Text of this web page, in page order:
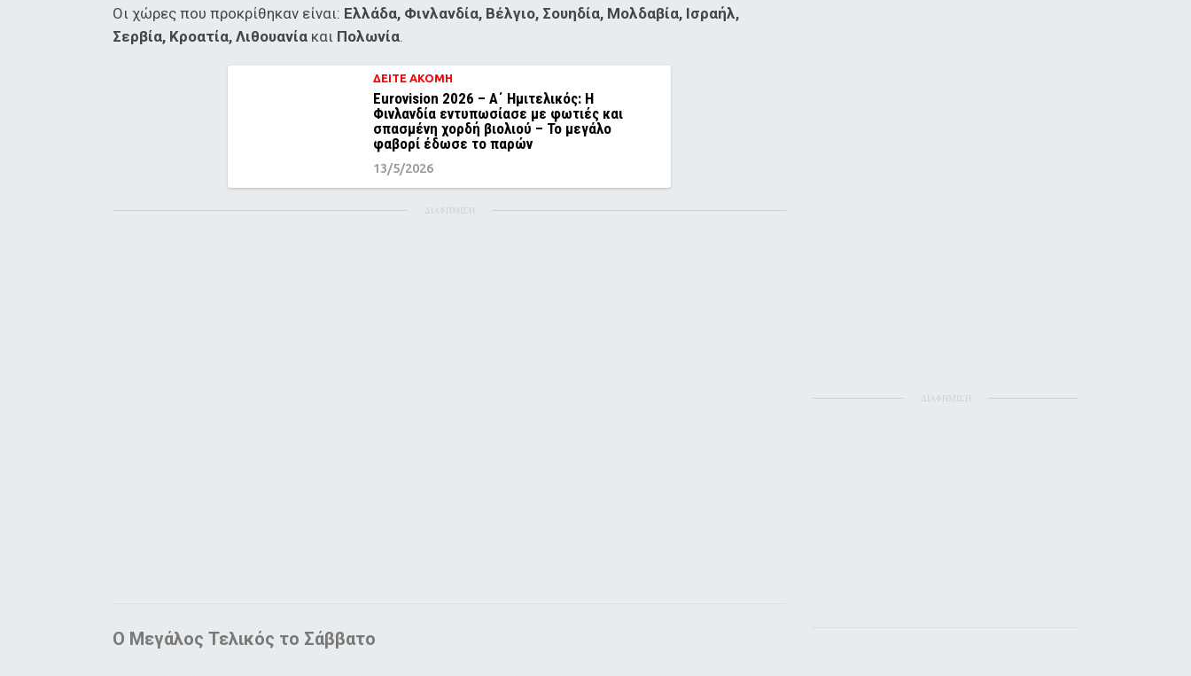
Οι χώρες που προκρίθηκαν είναι: Ελλάδα, Φινλανδία, Βέλγιο, Σουηδία, Μολδαβία, Ισραήλ,
Σερβία, Κροατία, Λιθουανία και Πολωνία.
ΔΕΙΤΕ ΑΚΟΜΗ
Eurovision 2026 – Α΄ Ημιτελικός: Η
Φινλανδία εντυπωσίασε με φωτιές και
σπασμένη χορδή βιολιού – Το μεγάλο
φαβορί έδωσε το παρών
13/5/2026
ΔΙΑΦΗΜΙΣΗ
Ο Μεγάλος Τελικός το Σάββατο
ΔΙΑΦΗΜΙΣΗ